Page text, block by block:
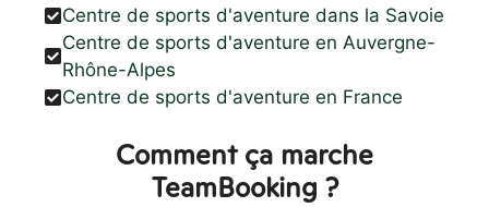
Centre de sports d'aventure dans la Savoie
Centre de sports d'aventure en Auvergne-
Rhône-Alpes
Centre de sports d'aventure en France
Comment ça marche
TeamBooking ?